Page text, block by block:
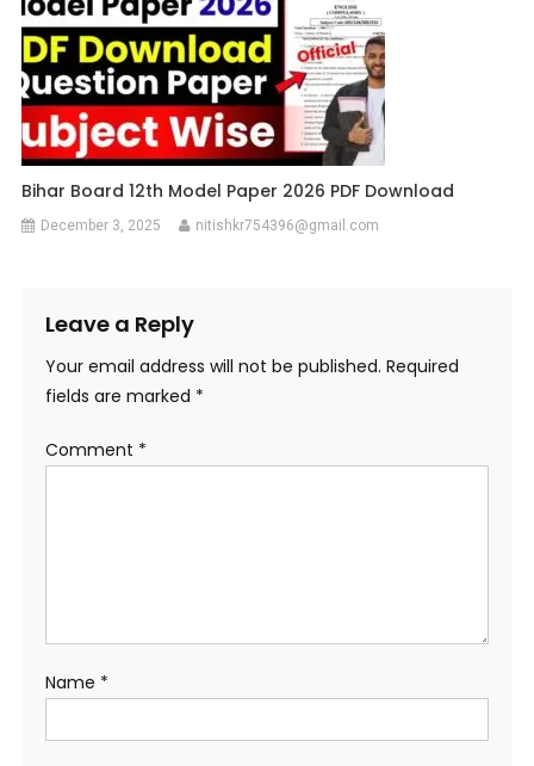
Bihar Board 12th Model Paper 2026 PDF Download
December 3, 2025 nitishkr754396@gmail.com
Leave a Reply
Your email address will not be published. Required
fields are marked *
Comment *
Name *